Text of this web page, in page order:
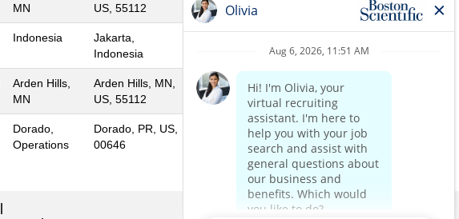
MN
US, 55112
Indonesia
Jakarta,
Indonesia
Arden Hills,
MN
Arden Hills, MN,
US, 55112
Dorado,
Operations
Dorado, PR, US,
00646